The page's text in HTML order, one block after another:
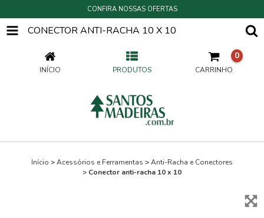
CONFIRA NOSSAS OFERTAS
CONECTOR ANTI-RACHA 10 X 10
INÍCIO PRODUTOS CARRINHO
0
Início >Acessórios e Ferramentas >Anti-Racha e Conectores
> Conector anti-racha 10 x 10